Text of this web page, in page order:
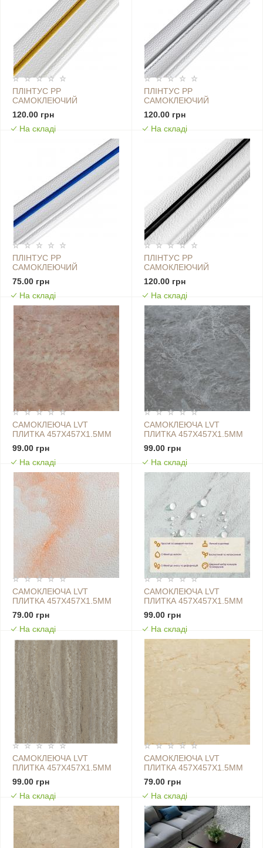
ПЛІНТУС РР
САМОКЛЕЮЧИЙ
2300Х70Х4ММ БІЛИЙ З
ЗОЛОТОЮ СМУЖКОЮ (D)
SW-00001832
120.00 грн
На складі
ПЛІНТУС РР
САМОКЛЕЮЧИЙ
2300Х70Х4ММ БІЛИЙ З
СІРОЮ СМУЖКОЮ (D)
SW-00001833
120.00 грн
На складі
ПЛІНТУС РР
САМОКЛЕЮЧИЙ
2300Х70Х4ММ БІЛИЙ З
СИНЬОЮ СМУЖКОЮ (D)
SW-00001831
75.00 грн
На складі
ПЛІНТУС РР
САМОКЛЕЮЧИЙ
2300Х70Х4ММ БІЛИЙ З
ЧОРНОЮ СМУЖКОЮ (D)
SW-00001830
120.00 грн
На складі
САМОКЛЕЮЧА LVT
ПЛИТКА 457Х457Х1.5ММ
(D) SW-00002457
99.00 грн
На складі
САМОКЛЕЮЧА LVT
ПЛИТКА 457Х457Х1.5ММ
(D) SW-00002458
99.00 грн
На складі
САМОКЛЕЮЧА LVT
ПЛИТКА 457Х457Х1.5ММ
(D) SW-00002459
79.00 грн
На складі
САМОКЛЕЮЧА LVT
ПЛИТКА 457Х457Х1.5ММ
(D) SW-00002460
99.00 грн
На складі
САМОКЛЕЮЧА LVT
ПЛИТКА 457Х457Х1.5ММ
(D) SW-00002461
99.00 грн
На складі
САМОКЛЕЮЧА LVT
ПЛИТКА 457Х457Х1.5ММ
(D) SW-00002462
79.00 грн
На складі